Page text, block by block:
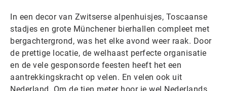
In een decor van Zwitserse alpenhuisjes, Toscaanse
stadjes en grote Münchener bierhallen compleet met
bergachtergrond, was het elke avond weer raak. Door
de prettige locatie, de welhaast perfecte organisatie
en de vele gesponsorde feesten heeft het een
aantrekkingskracht op velen. En velen ook uit